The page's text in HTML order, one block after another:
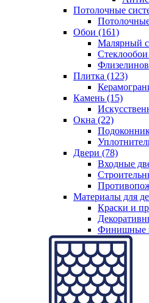
Потолочные
Обои (161)
Малярный
Плитка (123)
Камень (15)
Окна (22)
Двери (78)
Входные
Материалы для
Краски и
Финишные